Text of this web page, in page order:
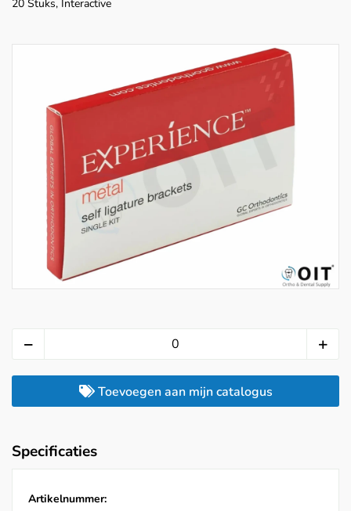
20 Stuks, Interactive
Toevoegen aan mijn catalogus
Specificaties
Artikelnummer: